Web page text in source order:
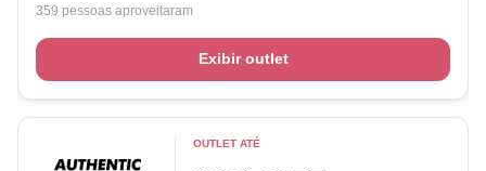
359 pessoas aproveitaram
Exibir outlet
OUTLET ATÉ